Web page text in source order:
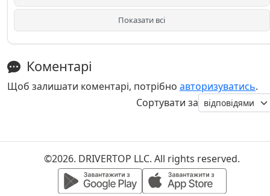
Показати всі
Коментарі
Щоб залишати коментарі, потрібно авторизуватись.
Сортувати за
©2026. DRIVERTOP LLC. All rights reserved.